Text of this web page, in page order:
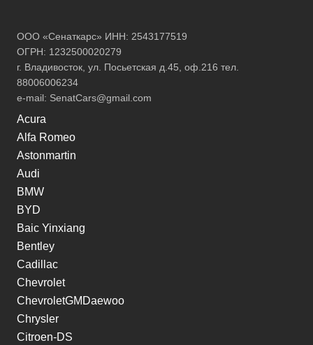
ООО «Сенаткарс» ИНН: 2543177519
ОГРН: 1232500020279
г. Владивосток, ул. Посьетская д.45, оф.216 тел.
88006006234
e-mail: SenatCars@gmail.com
Acura
Alfa Romeo
Astonmartin
Audi
BMW
BYD
Baic Yinxiang
Bentley
Cadillac
Chevrolet
ChevroletGMDaewoo
Chrysler
Citroen-DS